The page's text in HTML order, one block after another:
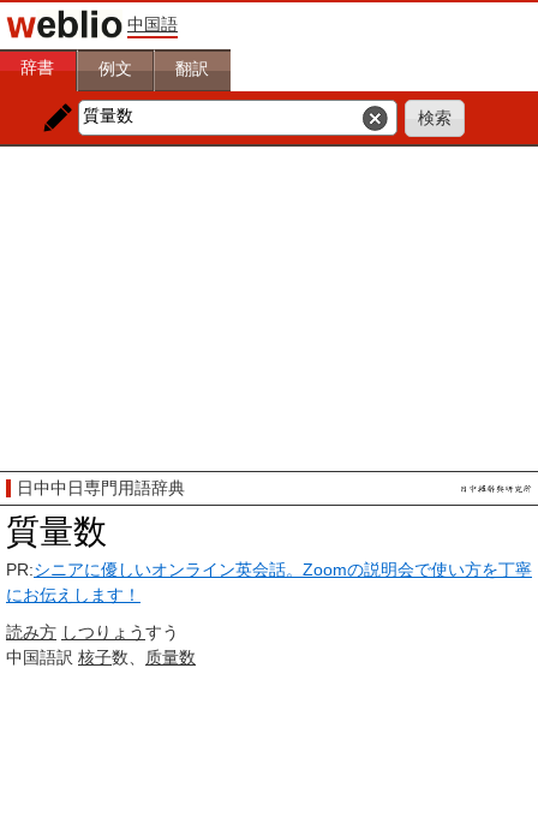
中国語
辞書 例文 翻訳
日中中日専門用語辞典
質量数
PR:シニアに優しいオンライン英会話。Zoomの説明会で使い方を丁寧
にお伝えします！
読み方 しつりょうすう
中国語訳 核子数、 质量数